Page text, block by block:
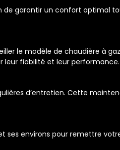
de garantir un confort optimal
le modèle de chaudière à
leur fiabilité et leur performance.
d’entretien. Cette
ses environs pour remettre